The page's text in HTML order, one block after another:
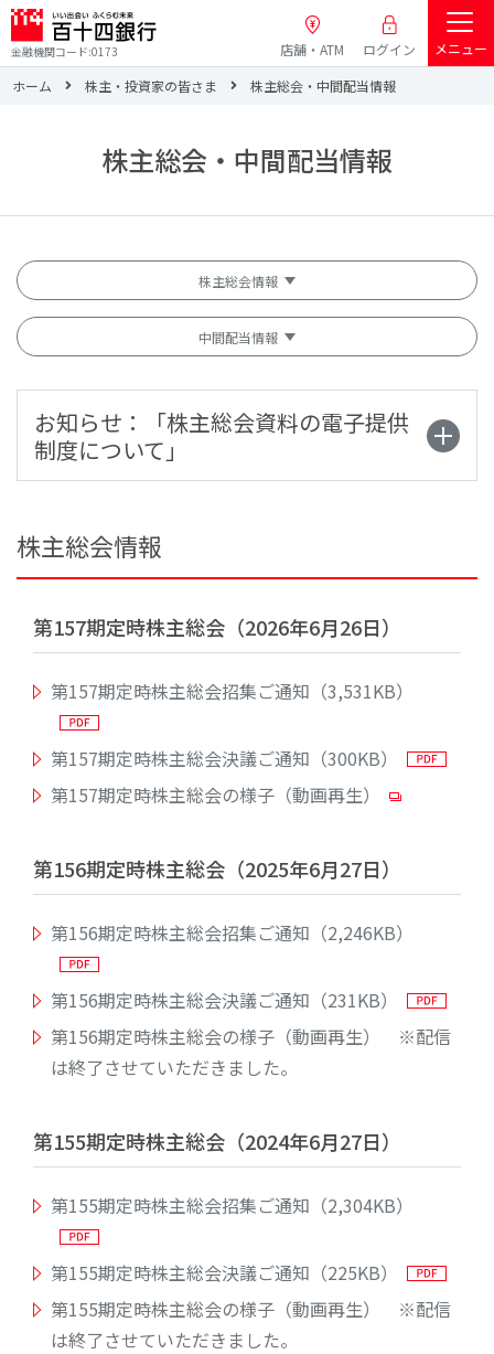
金融機関コード:0173 店舗・ATM ログイン
メニュー
ホーム
株主・投資家の皆さま 株主総会・中間配当情報
株主総会・中間配当情報
株主総会情報
中間配当情報
お知らせ：「株主総会資料の電子提供
制度について」
株主総会情報
第157期定時株主総会（2026年6月26日）
第157期定時株主総会招集ご通知（3,531KB）
第157期定時株主総会決議ご通知（300KB）
第157期定時株主総会の様子（動画再生）
第156期定時株主総会（2025年6月27日）
第156期定時株主総会招集ご通知（2,246KB）
第156期定時株主総会決議ご通知（231KB）
第156期定時株主総会の様子（動画再生） ※配信
は終了させていただきました。
第155期定時株主総会（2024年6月27日）
第155期定時株主総会招集ご通知（2,304KB）
第155期定時株主総会決議ご通知（225KB）
第155期定時株主総会の様子（動画再生） ※配信
は終了させていただきました。